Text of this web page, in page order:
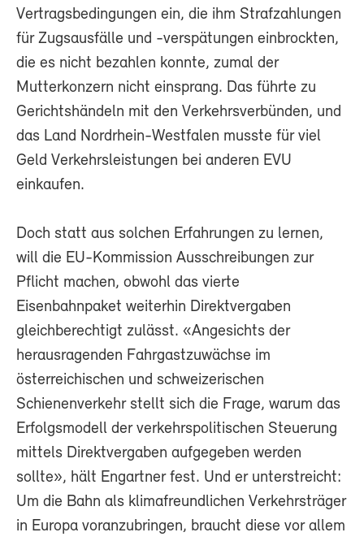
Vertragsbedingungen ein, die ihm Strafzahlungen
für Zugsausfälle und -verspätungen einbrockten,
die es nicht bezahlen konnte, zumal der
Mutterkonzern nicht einsprang. Das führte zu
Gerichtshändeln mit den Verkehrsverbünden, und
das Land Nordrhein-Westfalen musste für viel
Geld Verkehrsleistungen bei anderen EVU
einkaufen.
Doch statt aus solchen Erfahrungen zu lernen,
will die EU-Kommission Ausschreibungen zur
Pflicht machen, obwohl das vierte
Eisenbahnpaket weiterhin Direktvergaben
gleichberechtigt zulässt. «Angesichts der
herausragenden Fahrgastzuwächse im
österreichischen und schweizerischen
Schienenverkehr stellt sich die Frage, warum das
Erfolgsmodell der verkehrspolitischen Steuerung
mittels Direktvergaben aufgegeben werden
sollte», hält Engartner fest. Und er unterstreicht:
Um die Bahn als klimafreundlichen Verkehrsträger
in Europa voranzubringen, braucht diese vor allem